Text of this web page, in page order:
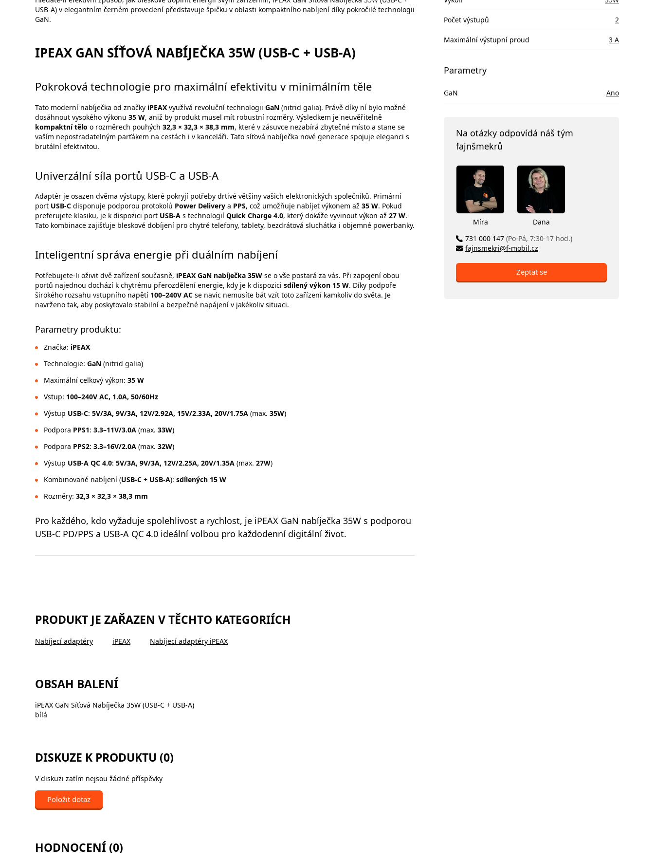
USB-A) v elegantním černém provedení představuje špičku v oblasti kompaktního nabíjení díky pokročilé technologii
GaN.
IPEAX GAN SÍŤOVÁ NABÍJEČKA 35W (USB-C + USB-A)
Pokroková technologie pro maximální efektivitu v minimálním těle
Tato moderní nabíječka od značky iPEAX využívá revoluční technologii GaN (nitrid galia). Právě díky ní bylo možné
dosáhnout vysokého výkonu 35 W, aniž by produkt musel mít robustní rozměry. Výsledkem je neuvěřitelně
kompaktní tělo o rozměrech pouhých 32,3 × 32,3 × 38,3 mm, které v zásuvce nezabírá zbytečné místo a stane se
vaším nepostradatelným parťákem na cestách i v kanceláři. Tato síťová nabíječka nové generace spojuje eleganci s
brutální efektivitou.
Univerzální síla portů USB-C a USB-A
Adaptér je osazen dvěma výstupy, které pokryjí potřeby drtivé většiny vašich elektronických společníků. Primární
port USB-C disponuje podporou protokolů Power Delivery a PPS, což umožňuje nabíjet výkonem až 35 W. Pokud
preferujete klasiku, je k dispozici port USB-A s technologií Quick Charge 4.0, který dokáže vyvinout výkon až 27 W.
Tato kombinace zajišťuje bleskové dobíjení pro chytré telefony, tablety, bezdrátová sluchátka i objemné powerbanky.
Inteligentní správa energie při duálním nabíjení
Potřebujete-li oživit dvě zařízení současně, iPEAX GaN nabíječka 35W se o vše postará za vás. Při zapojení obou
portů najednou dochází k chytrému přerozdělení energie, kdy je k dispozici sdílený výkon 15 W. Díky podpoře
širokého rozsahu vstupního napětí 100–240V AC se navíc nemusíte bát vzít toto zařízení kamkoliv do světa. Je
navrženo tak, aby poskytovalo stabilní a bezpečné napájení v jakékoliv situaci.
Parametry produktu:
Značka: iPEAX
Technologie: GaN(nitrid galia)
Maximální celkový výkon: 35 W
Vstup: 100–240V AC, 1.0A, 50/60Hz
Výstup USB-C: 5V/3A, 9V/3A, 12V/2.92A, 15V/2.33A, 20V/1.75A(max. 35W)
Podpora PPS1: 3.3–11V/3.0A(max. 33W)
Podpora PPS2: 3.3–16V/2.0A(max. 32W)
Výstup USB-A QC 4.0: 5V/3A, 9V/3A, 12V/2.25A, 20V/1.35A(max. 27W)
Kombinované nabíjení (USB-C + USB-A): sdílených 15 W
Rozměry: 32,3 × 32,3 × 38,3 mm
Pro každého, kdo vyžaduje spolehlivost a rychlost, je iPEAX GaN nabíječka 35W s podporou
USB-C PD/PPS a USB-A QC 4.0 ideální volbou pro každodenní digitální život.
PRODUKT JE ZAŘAZEN V TĚCHTO KATEGORIÍCH
Nabíjecí adaptéry iPEAX Nabíjecí adaptéry iPEAX
OBSAH BALENÍ
iPEAX GaN Síťová Nabíječka 35W (USB-C + USB-A)
bílá
DISKUZE K PRODUKTU (0)
V diskuzi zatím nejsou žádné příspěvky
Položit dotaz
HODNOCENÍ (0)
Počet výstupů 2
Maximální výstupní proud 3 A
Parametry
GaN Ano
Na otázky odpovídá náš tým
fajnšmekrů
Míra
Dana
731 000 147 (Po-Pá, 7:30-17 hod.)
fajnsmekri@f-mobil.cz
Zeptat se